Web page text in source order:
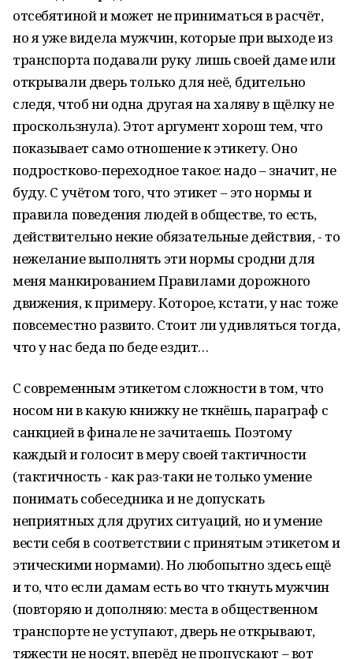
отсебятиной и может не приниматься в расчёт,
но я уже видела мужчин, которые при выходе из
транспорта подавали руку лишь своей даме или
открывали дверь только для неё, бдительно
следя, чтоб ни одна другая на халяву в щёлку не
проскользнула). Этот аргумент хорош тем, что
показывает само отношение к этикету. Оно
подростково-переходное такое: надо – значит, не
буду. С учётом того, что этикет – это нормы и
правила поведения людей в обществе, то есть,
действительно некие обязательные действия, - то
нежелание выполнять эти нормы сродни для
меня манкированием Правилами дорожного
движения, к примеру. Которое, кстати, у нас тоже
повсеместно развито. Стоит ли удивляться тогда,
что у нас беда по беде ездит…
С современным этикетом сложности в том, что
носом ни в какую книжку не ткнёшь, параграф с
санкцией в финале не зачитаешь. Поэтому
каждый и голосит в меру своей тактичности
(тактичность - как раз-таки не только умение
понимать собеседника и не допускать
неприятных для других ситуаций, но и умение
вести себя в соответствии с принятым этикетом и
этическими нормами). Но любопытно здесь ещё
и то, что если дамам есть во что ткнуть мужчин
(повторяю и дополняю: места в общественном
транспорте не уступают, дверь не открывают,
тяжести не носят, вперёд не пропускают – вот